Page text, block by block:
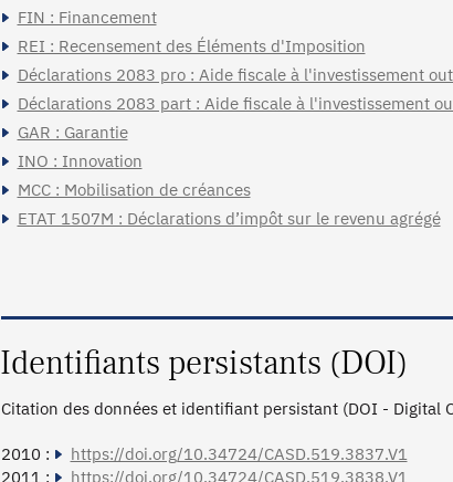
FIN : Financement
REI : Recensement des Éléments d'Imposition
Déclarations 2083 pro : Aide fiscale à l'investissement
Déclarations 2083 part : Aide fiscale à l'investissement
GAR : Garantie
INO : Innovation
MCC : Mobilisation de créances
ETAT 1507M : Déclarations d’impôt sur le revenu agrégé
Identifiants persistants (DOI)
Citation des données et identifiant persistant (DOI -
2010 :
https://doi.org/10.34724/CASD.519.3837.V1
2011 :
https://doi.org/10.34724/CASD.519.3838.V1